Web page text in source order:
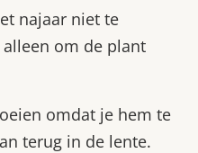
najaar niet te
om de plant
omdat je hem te
terug in de lente.